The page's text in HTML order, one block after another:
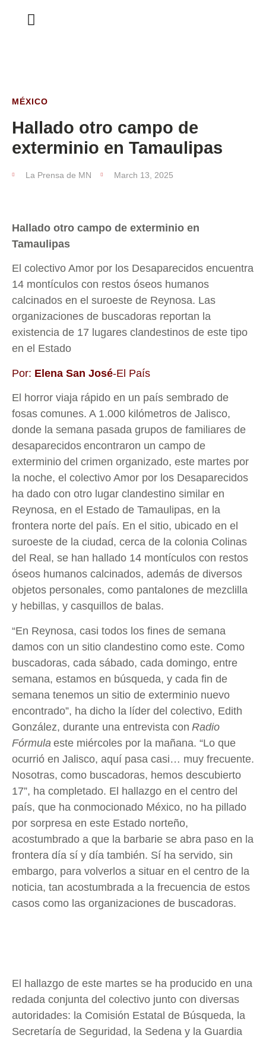
MÉXICO
Hallado otro campo de
exterminio en Tamaulipas
La Prensa de MN March 13, 2025
Hallado otro campo de exterminio en
Tamaulipas
El colectivo Amor por los Desaparecidos encuentra
14 montículos con restos óseos humanos
calcinados en el suroeste de Reynosa. Las
organizaciones de buscadoras reportan la
existencia de 17 lugares clandestinos de este tipo
en el Estado
Por: Elena San José-El País
El horror viaja rápido en un país sembrado de
fosas comunes. A 1.000 kilómetros de Jalisco,
donde la semana pasada grupos de familiares de
desaparecidos encontraron un campo de
exterminio del crimen organizado, este martes por
la noche, el colectivo Amor por los Desaparecidos
ha dado con otro lugar clandestino similar en
Reynosa, en el Estado de Tamaulipas, en la
frontera norte del país. En el sitio, ubicado en el
suroeste de la ciudad, cerca de la colonia Colinas
del Real, se han hallado 14 montículos con restos
óseos humanos calcinados, además de diversos
objetos personales, como pantalones de mezclilla
y hebillas, y casquillos de balas.
“En Reynosa, casi todos los fines de semana
damos con un sitio clandestino como este. Como
buscadoras, cada sábado, cada domingo, entre
semana, estamos en búsqueda, y cada fin de
semana tenemos un sitio de exterminio nuevo
encontrado”, ha dicho la líder del colectivo, Edith
González, durante una entrevista con Radio
Fórmula este miércoles por la mañana. “Lo que
ocurrió en Jalisco, aquí pasa casi… muy frecuente.
Nosotras, como buscadoras, hemos descubierto
17”, ha completado. El hallazgo en el centro del
país, que ha conmocionado México, no ha pillado
por sorpresa en este Estado norteño,
acostumbrado a que la barbarie se abra paso en la
frontera día sí y día también. Sí ha servido, sin
embargo, para volverlos a situar en el centro de la
noticia, tan acostumbrada a la frecuencia de estos
casos como las organizaciones de buscadoras.
El hallazgo de este martes se ha producido en una
redada conjunta del colectivo junto con diversas
autoridades: la Comisión Estatal de Búsqueda, la
Secretaría de Seguridad, la Sedena y la Guardia